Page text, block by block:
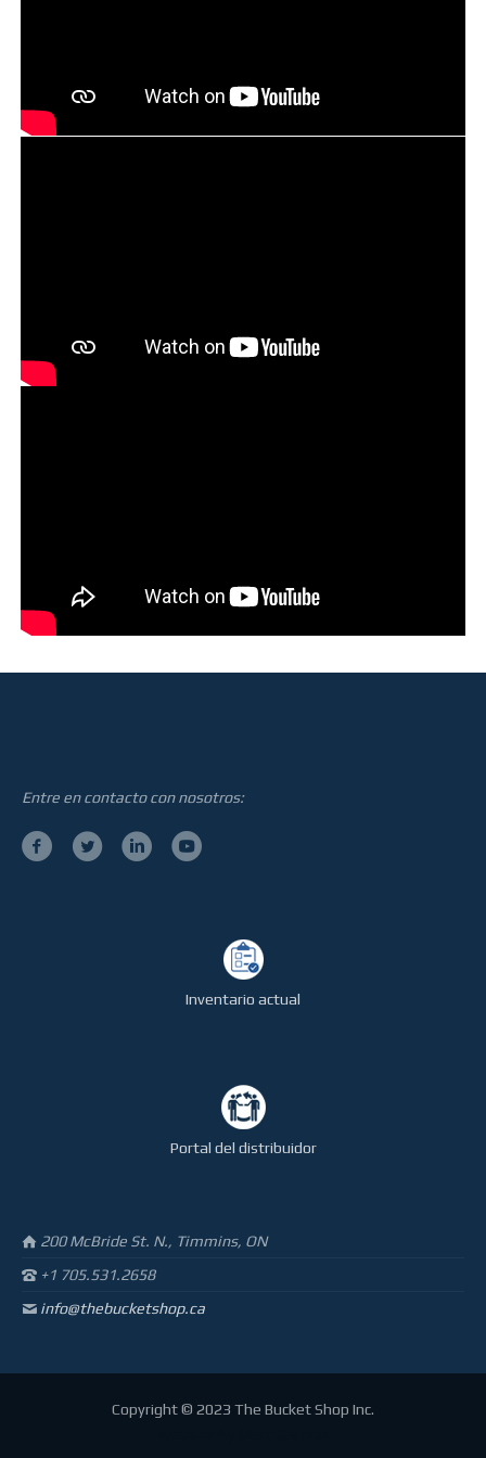
Entre en contacto con nosotros:
Inventario actual
Portal del distribuidor
200 McBride St. N., Timmins, ON
+1 705.531.2658
info@thebucketshop.ca
Copyright © 2023 The Bucket Shop Inc.